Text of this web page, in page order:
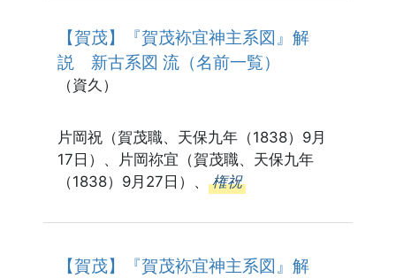
【賀茂】『賀茂袮宜神主系図』解
説 新古系図 流（名前一覧）
（資久）
片岡祝（賀茂職、天保九年（1838）9月
17日）、片岡祢宜（賀茂職、天保九年
（1838）9月27日）、 権祝
【賀茂】『賀茂袮宜神主系図』解